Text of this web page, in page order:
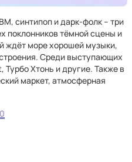
синтипоп и дарк-фолк – три
поклонников тёмной сцены и
ждёт море хорошей музыки,
Среди выступающих
Хтонь и другие. Также в
маркет, атмосферная